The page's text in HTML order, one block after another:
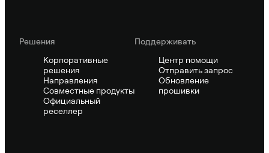
Решения
Корпоративные
решения
Направления
Совместные продукты
Официальный
реселлер
Поддерживать
Центр помощи
Отправить запрос
Обновление
прошивки